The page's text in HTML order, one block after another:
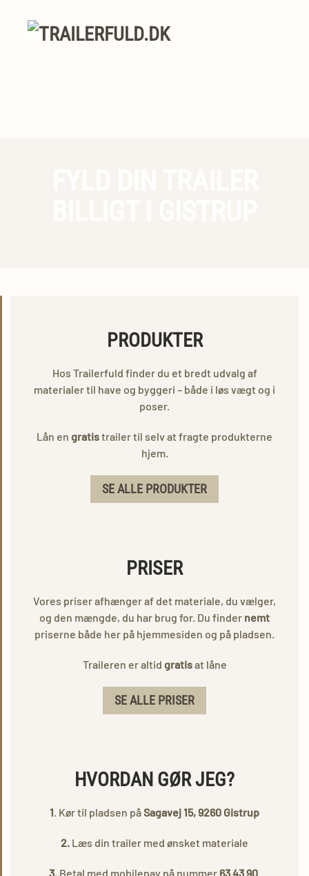
PRODUKTER
Hos Trailerfuld finder du et bredt udvalg af
materialer til have og byggeri – både i løs vægt og i
poser.
Lån en gratistrailer til selv at fragte produkterne
hjem.
SE ALLE PRODUKTER
PRISER
Vores priser afhænger af det materiale, du vælger,
og den mængde, du har brug for. Du finder nemt
priserne både her på hjemmesiden og på pladsen.
Traileren er altid gratisat låne
SE ALLE PRISER
HVORDAN GØR JEG?
1. Kør til pladsen påSagavej 15, 9260 Gistrup
2. Læs din trailer med ønsket materiale
3. Betal med mobilepay på nummer 63 43 90